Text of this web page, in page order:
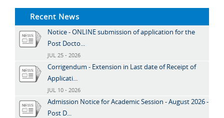
Recent News
Notice - ONLINE submission of application for the
Post Docto...
JUL 25 - 2026
Corrigendum - Extension in Last date of Receipt of
Applicati...
JUL 10 - 2026
Admission Notice for Academic Session - August 2026 -
Post D...